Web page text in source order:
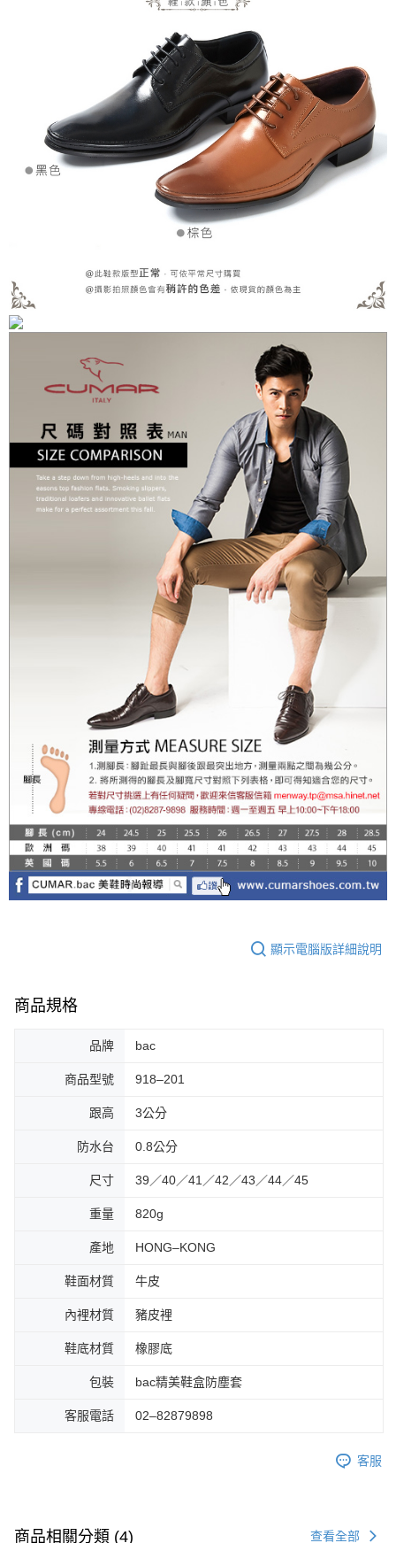
顯示電腦版詳細說明
商品規格
品牌 bac
商品型號 918–201
跟高 3公分
防水台 0.8公分
尺寸 39／40／41／42／43／44／45
重量 820g
產地 HONG–KONG
鞋面材質 牛皮
內裡材質 豬皮裡
鞋底材質 橡膠底
包裝 bac精美鞋盒防塵套
客服電話 02–82879898
客服
商品相關分類 (4) 查看全部